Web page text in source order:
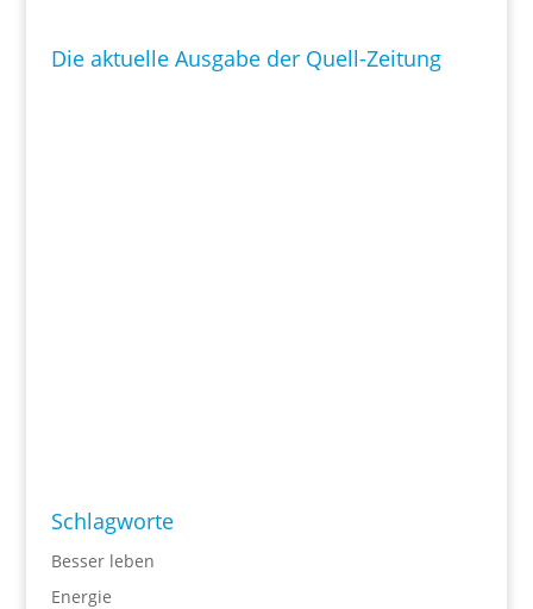
Die aktuelle Ausgabe der Quell-Zeitung
Schlagworte
Besser leben
Energie